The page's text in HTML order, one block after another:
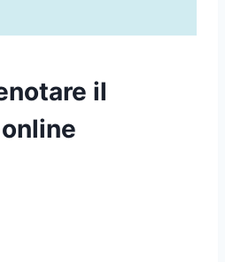
il